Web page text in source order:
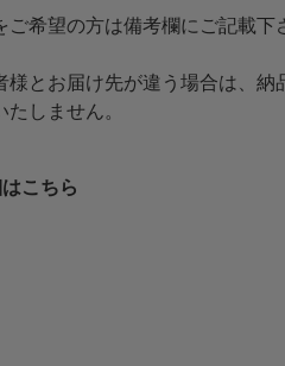
ご希望の方は備考欄にご記載下
様とお届け先が違う場合は、納
たしません。
こちら